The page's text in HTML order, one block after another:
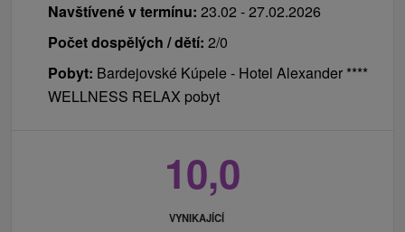
Navštívené v termínu: 23.02 - 27.02.2026
Počet dospělých / dětí: 2/0
Pobyt: Bardejovské Kúpele - Hotel Alexander ****
WELLNESS RELAX pobyt
10,0
VYNIKAJÍCÍ